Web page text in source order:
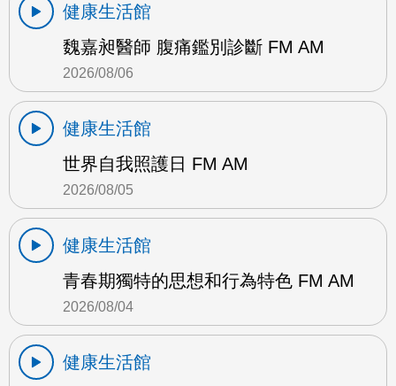
健康生活館
魏嘉昶醫師 腹痛鑑別診斷 FM AM
2026/08/06
健康生活館
世界自我照護日 FM AM
2026/08/05
健康生活館
青春期獨特的思想和行為特色 FM AM
2026/08/04
健康生活館